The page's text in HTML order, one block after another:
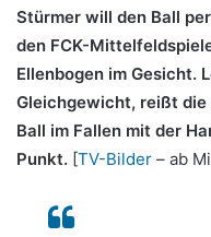
Stürmer will den Ball
den FCK-
Ellenbogen im Gesicht.
Gleichgewicht, reißt die
Ball im Fallen mit der
Punkt. [TV-Bilder – ab